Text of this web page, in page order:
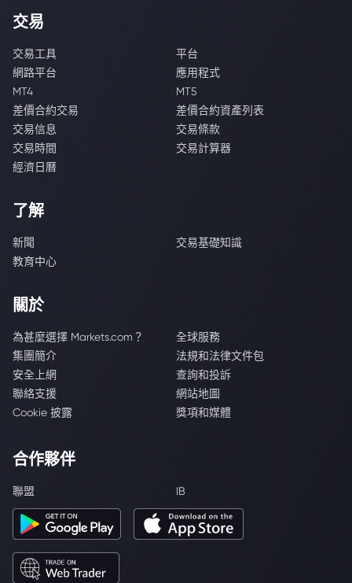
交易
交易工具
平台
網路平台
應用程式
MT4
MT5
差價合約交易
差價合約資產列表
交易信息
交易條款
交易時間
交易計算器
經濟日曆
了解
新聞
交易基礎知識
教育中心
關於
為甚麼選擇 Markets.com？
全球服務
集團簡介
法規和法律文件包
安全上網
查詢和投訴
聯絡支援
網站地圖
Cookie 披露
獎項和媒體
合作夥伴
聯盟 IB